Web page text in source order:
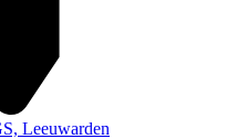
Leeuwarden